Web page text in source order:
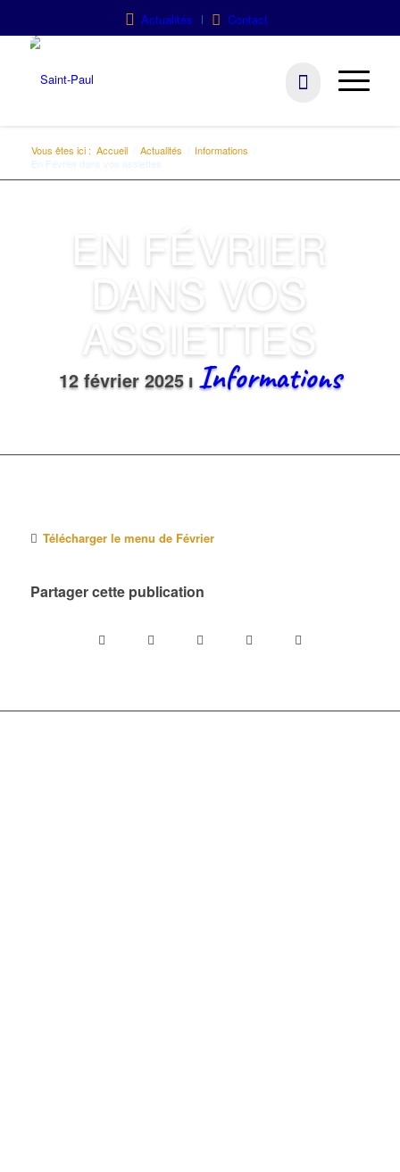
Actualités Contact
Vous êtes ici : Accueil Actualités Informations
EN FÉVRIER
DANS VOS
ASSIETTES
12 février 2025ı Informations
Télécharger le menu de Février
Partager cette publication